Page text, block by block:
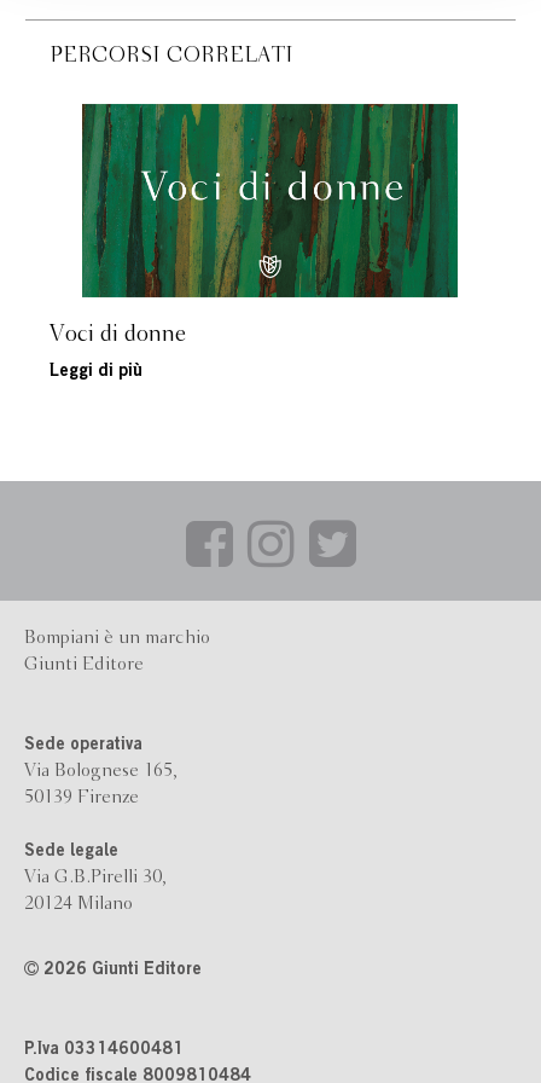
PERCORSI CORRELATI
Voci di donne
Leggi di più
Bompiani è un marchio
Giunti Editore
Sede operativa
Via Bolognese 165,
50139 Firenze
Sede legale
Via G.B.Pirelli 30,
20124 Milano
2026 Giunti Editore
P.Iva 03314600481
Codice fiscale 8009810484